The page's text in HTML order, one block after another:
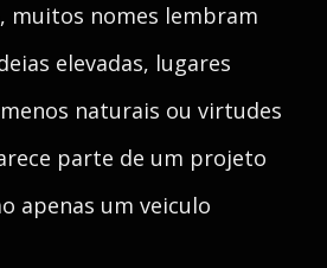
muitos nomes lembram
elevadas, lugares
naturais ou virtudes
parte de um projeto
apenas um veiculo